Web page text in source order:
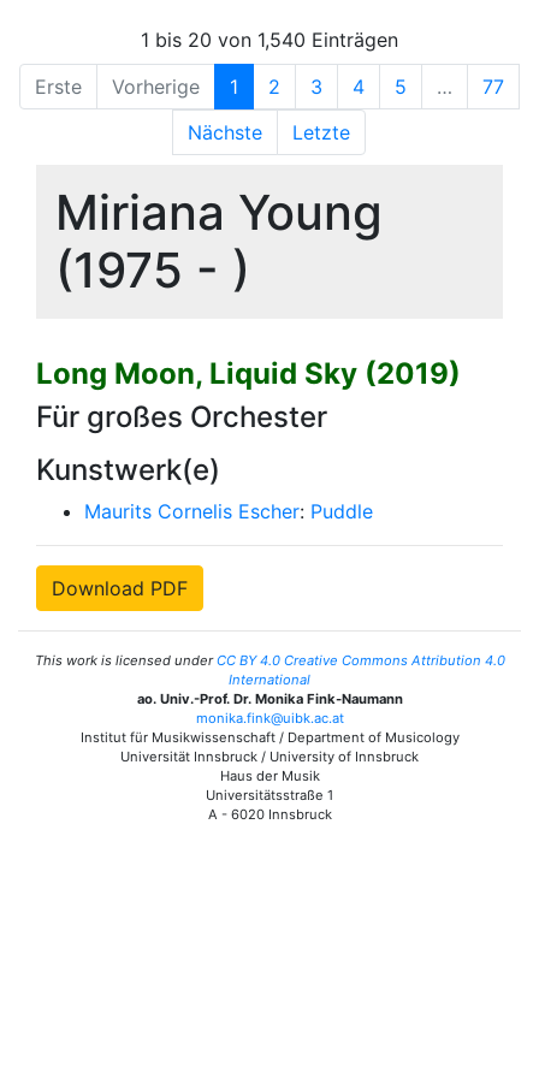
1 bis 20 von 1,540 Einträgen
Erste
Vorherige 1 2 3 4 5 …
77
Nächste
Letzte
Miriana Young
(1975 - )
Long Moon, Liquid Sky (2019)
Für großes Orchester
Kunstwerk(e)
Maurits Cornelis Escher: Puddle
Download PDF
This work is licensed underCC BY 4.0 Creative Commons Attribution 4.0
International
ao. Univ.-Prof. Dr. Monika Fink-Naumann
monika.fink@uibk.ac.at
Institut für Musikwissenschaft / Department of Musicology
Universität Innsbruck / University of Innsbruck
Haus der Musik
Universitätsstraße 1
A - 6020 Innsbruck